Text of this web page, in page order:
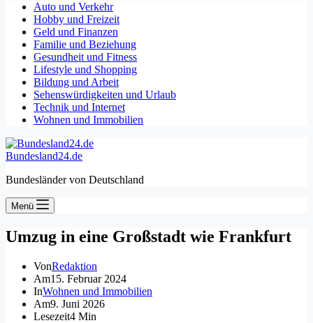
Auto und Verkehr
Hobby und Freizeit
Geld und Finanzen
Familie und Beziehung
Gesundheit und Fitness
Lifestyle und Shopping
Bildung und Arbeit
Sehenswürdigkeiten und Urlaub
Technik und Internet
Wohnen und Immobilien
Bundesland24.de
Bundesländer von Deutschland
Menü
Umzug in eine Großstadt wie Frankfurt
VonRedaktion
Am15. Februar 2024
InWohnen und Immobilien
Am9. Juni 2026
Lesezeit4 Min